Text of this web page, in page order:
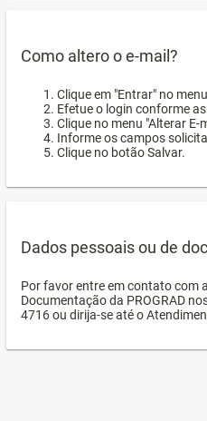
Como altero o e-mail?
Clique em "Entrar" no
Efetue o login conforme
Clique no menu "Alterar E-
Informe os campos
Clique no botão Salvar.
Dados pessoais ou de
Por favor entre em contato com
Documentação da PROGRAD
4716 ou dirija-se até o